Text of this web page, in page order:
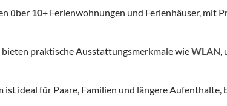
über 10+ Ferienwohnungen und Ferienhäuser, mit
praktische Ausstattungsmerkmale wieWLAN,
ist ideal für Paare, Familien und längere